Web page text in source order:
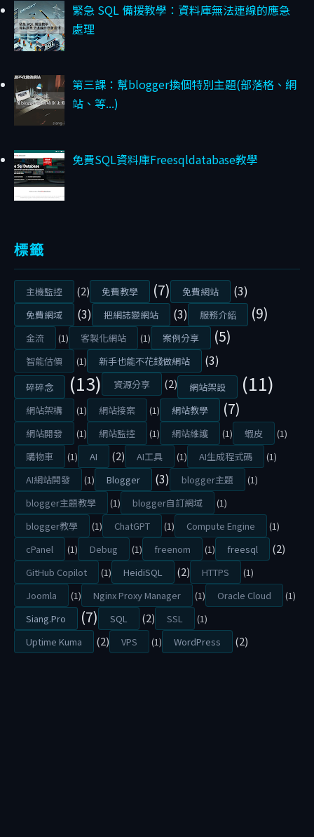
優
缺
完
整
較
B
y
a
n
-
4
/
1
9
/
2
0
2
6
網
站
製
作
該
找
緊急 SQL 備援教學：資料庫無法連線的應急
處理
第三課：幫blogger換個特別主題(部落格、網
站、等...)
免費SQL資料庫Freesqldatabase教學
標籤
主機監控 (2) 免費教學 (7) 免費網站 (3)
免費網域 (3) 把網誌變網站 (3) 服務介紹 (9)
金流 (1) 客製化網站 (1) 案例分享 (5)
智能估價 (1) 新手也能不花錢做網站 (3)
碎碎念 (13) 資源分享 (2) 網站架設 (11)
網站架構 (1) 網站接案 (1) 網站教學 (7)
網站開發 (1) 網站監控 (1) 網站維護 (1) 蝦皮
(1)
購物車
(1) AI (2) AI工具 (1) AI生成程式碼
(1)
AI網站開發
(1) Blogger (3) blogger主題
(1)
blogger主題教學
(1) blogger自訂網域
(1)
blogger教學
(1) ChatGPT (1) Compute Engine
(1)
cPanel
(1) Debug (1) freenom (1) freesql (2)
GitHub Copilot (1) HeidiSQL (2) HTTPS
(1)
Joomla
(1) Nginx Proxy Manager (1) Oracle Cloud
(1)
Siang.Pro
(7) SQL (2) SSL
(1)
Uptime Kuma
(2) VPS (1) WordPress (2)